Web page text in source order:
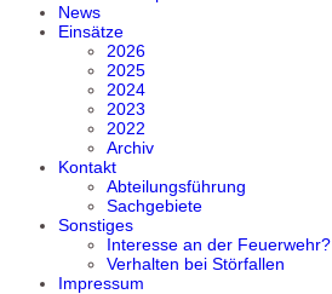
News
Einsätze
2026
2025
2024
2023
2022
Archiv
Kontakt
Abteilungsführung
Sachgebiete
Sonstiges
Interesse an der Feuerwehr?
Verhalten bei Störfallen
Impressum